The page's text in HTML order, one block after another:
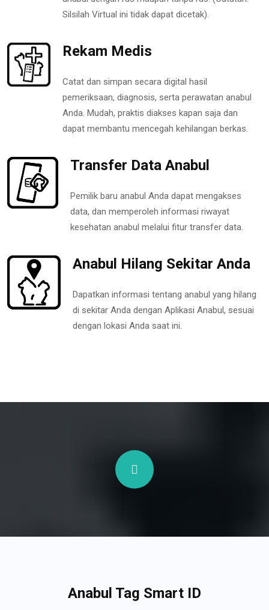
Silsilah Virtual ini tidak dapat dicetak).
Rekam Medis
Catat dan simpan secara digital hasil
pemeriksaan, diagnosis, serta perawatan anabul
Anda. Mudah, praktis diakses kapan saja dan
dapat membantu mencegah kehilangan berkas.
Transfer Data Anabul
Pemilik baru anabul Anda dapat mengakses
data, dan memperoleh informasi riwayat
kesehatan anabul melalui fitur transfer data.
Anabul Hilang Sekitar Anda
Dapatkan informasi tentang anabul yang hilang
di sekitar Anda dengan Aplikasi Anabul, sesuai
dengan lokasi Anda saat ini.
Anabul Tag Smart ID